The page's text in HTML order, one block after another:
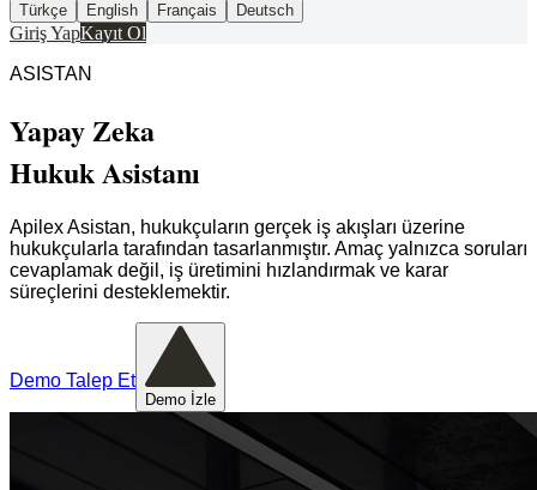
Türkçe
English Français Deutsch
Giriş YapKayıt Ol
ASISTAN
Yapay Zeka
Hukuk Asistanı
Apilex Asistan, hukukçuların gerçek iş akışları üzerine
hukukçularla tarafından tasarlanmıştır. Amaç yalnızca soruları
cevaplamak değil, iş üretimini hızlandırmak ve karar
süreçlerini desteklemektir.
Demo Talep Et
Demo İzle